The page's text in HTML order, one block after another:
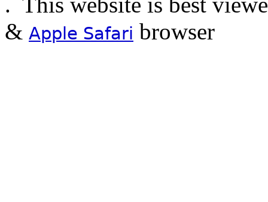
& Apple Safari browser